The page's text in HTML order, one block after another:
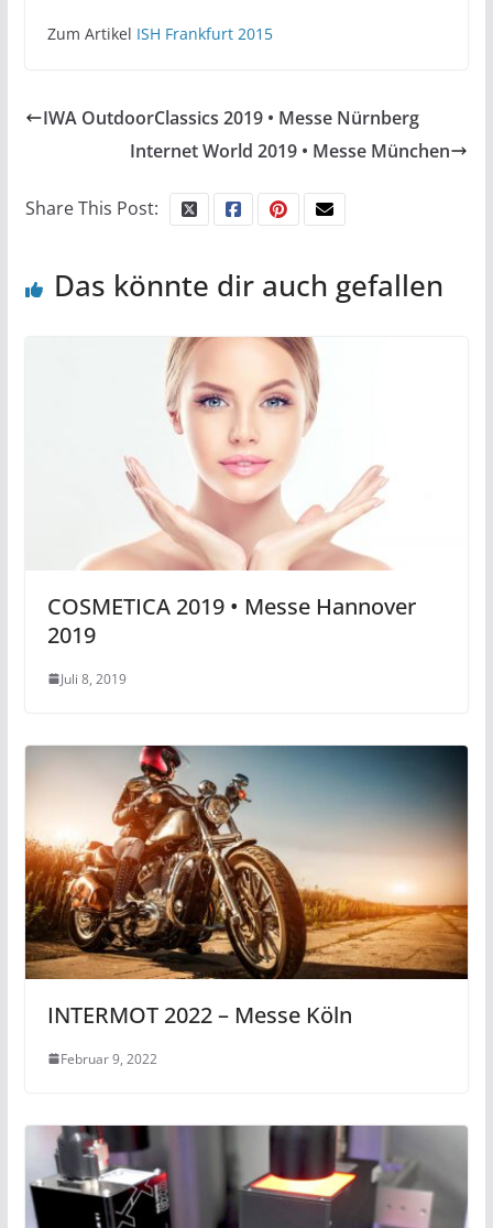
Zum Artikel ISH Frankfurt 2015
IWA OutdoorClassics 2019 • Messe Nürnberg
Internet World 2019 • Messe München
Share This Post:
Das könnte dir auch gefallen
COSMETICA 2019 • Messe Hannover
2019
Juli 8, 2019
INTERMOT 2022 – Messe Köln
Februar 9, 2022